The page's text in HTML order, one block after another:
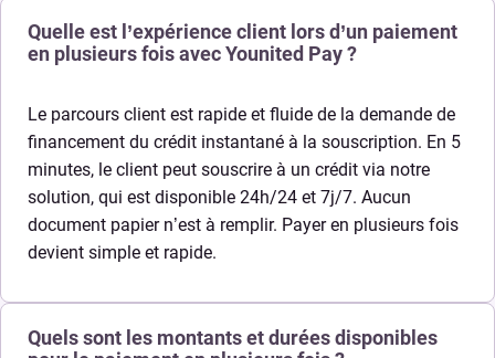
Quelle est l’expérience client lors d’un paiement
en plusieurs fois avec Younited Pay ?
Le parcours client est rapide et fluide de la demande de
financement du crédit instantané à la souscription. En 5
minutes, le client peut souscrire à un crédit via notre
solution, qui est disponible 24h/24 et 7j/7. Aucun
document papier n’est à remplir. Payer en plusieurs fois
devient simple et rapide.
Quels sont les montants et durées disponibles